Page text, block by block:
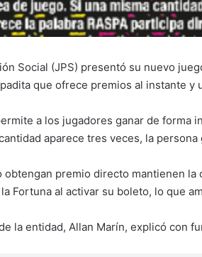
Social (JPS) presentó su nuevo
que ofrece premios al instante
a los jugadores ganar de forma
aparece tres veces, la
obtengan premio directo mantienen
Fortuna al activar su boleto, lo que
la entidad, Allan Marín, explicó con